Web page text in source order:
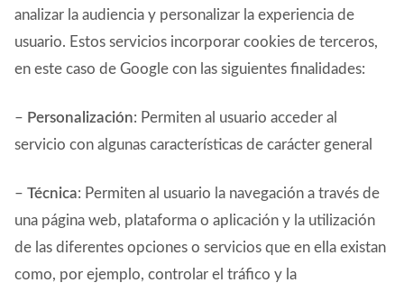
analizar la audiencia y personalizar la experiencia de
usuario. Estos servicios incorporar cookies de terceros,
en este caso de Google con las siguientes finalidades:
– Personalización: Permiten al usuario acceder al
servicio con algunas características de carácter general
– Técnica: Permiten al usuario la navegación a través de
una página web, plataforma o aplicación y la utilización
de las diferentes opciones o servicios que en ella existan
como, por ejemplo, controlar el tráfico y la